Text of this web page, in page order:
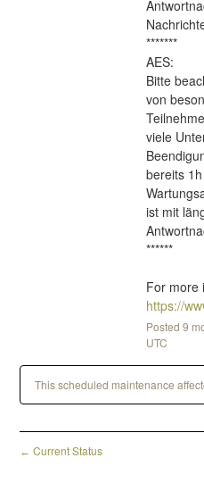
*******
AES:
Bitte
von
viele
bereits
ist mit
******
https://
Posted 9
UTC
This scheduled maintenance
← Current Status